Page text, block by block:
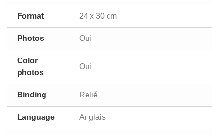
Format 24 x 30 cm
Photos Oui
Color
photos
Oui
Binding Relié
Language Anglais